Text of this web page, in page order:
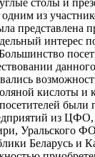
из
представлена
интерес
кислоты и
были
из
Уральского
Беларусь и